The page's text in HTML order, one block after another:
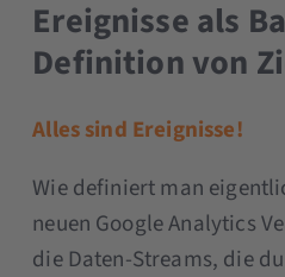
Ereignisse als
Definition von
Alles sind Ereignisse!
Wie definiert man
neuen Google Analytics
die Daten-Streams, die